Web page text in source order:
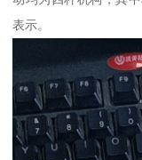
表示。